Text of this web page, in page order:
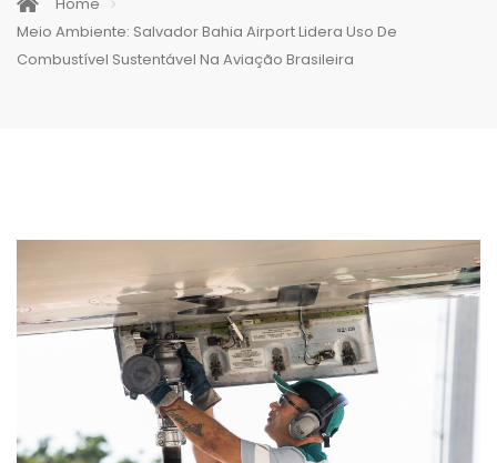
Home
Meio Ambiente: Salvador Bahia Airport Lidera Uso De
Combustível Sustentável Na Aviação Brasileira